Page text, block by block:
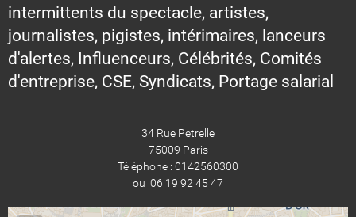
intermittents du spectacle, artistes,
journalistes, pigistes, intérimaires, lanceurs
d'alertes, Influenceurs, Célébrités, Comités
d'entreprise, CSE, Syndicats, Portage salarial
34 Rue Petrelle
75009 Paris
Téléphone : 0142560300
ou 06 19 92 45 47